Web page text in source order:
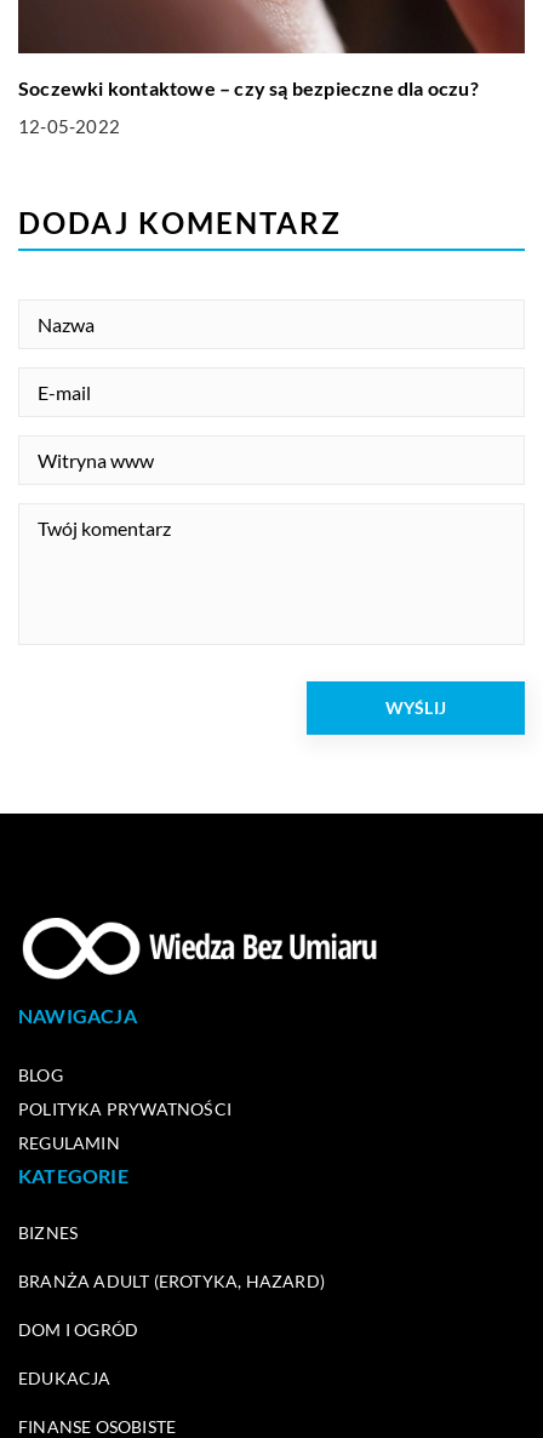
Soczewki kontaktowe – czy są bezpieczne dla oczu?
12-05-2022
DODAJ KOMENTARZ
NAWIGACJA
BLOG
POLITYKA PRYWATNOŚCI
REGULAMIN
KATEGORIE
BIZNES
BRANŻA ADULT (EROTYKA, HAZARD)
DOM I OGRÓD
EDUKACJA
FINANSE OSOBISTE